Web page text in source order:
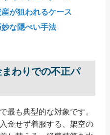
が狙われるケース
な隠ぺい手法
わりでの不正パ
最も典型的な対象です。
金せず着服する、架空の